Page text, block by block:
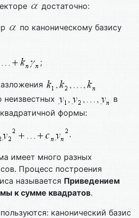
достаточно:
по каноническому базису
;
неизвестных
в
формы:
.
имеет много разных
Процесс построения
называется Приведением
к сумме квадратов.
канонический базис